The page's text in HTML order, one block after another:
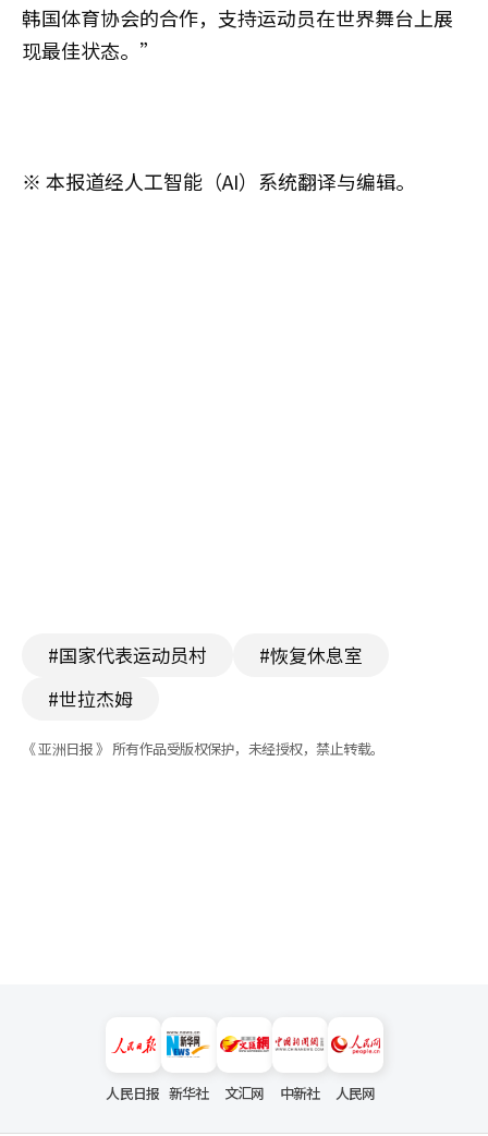
韩国体育协会的合作，支持运动员在世界舞台上展
现最佳状态。”
※ 本报道经人工智能（AI）系统翻译与编辑。
#国家代表运动员村
#恢复休息室
#世拉杰姆
《 亚洲日报 》 所有作品受版权保护，未经授权，禁止转载。
人民日报 新华社 文汇网 中新社 人民网